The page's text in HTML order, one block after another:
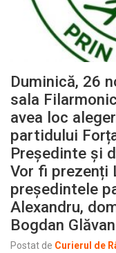
Duminică, 26
sala
avea loc
partidului
Președinte și
Vor fi prezenți
președintele
Alexandru,
Bogdan
Postat de Curierul de